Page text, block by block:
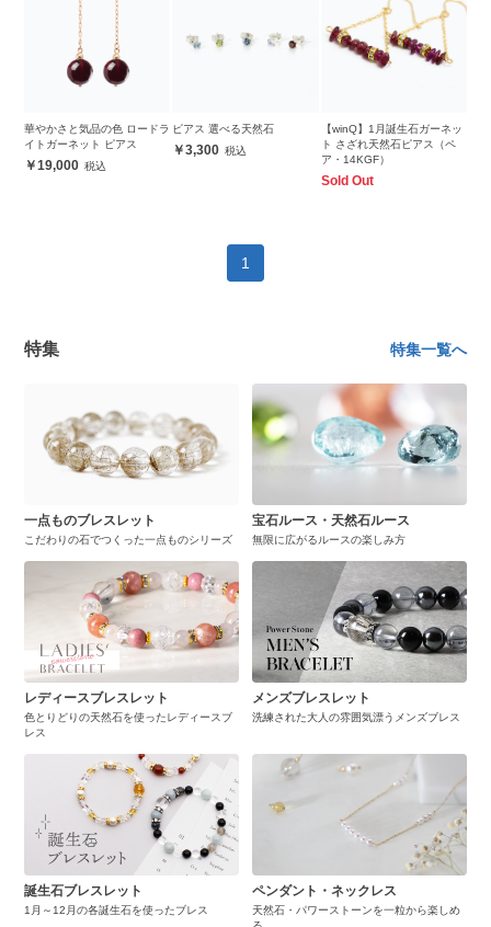
華やかさと気品の色 ロードラ
イトガーネット ピアス
19,000
ピアス 選べる天然石
3,300
【winQ】1月誕生石ガーネッ
ト さざれ天然石ピアス（ペ
ア・14KGF）
Sold Out
1
特集 特集一覧へ
一点ものブレスレット
こだわりの石でつくった一点ものシリーズ
宝石ルース・天然石ルース
無限に広がるルースの楽しみ方
レディースブレスレット
色とりどりの天然石を使ったレディースブ
レス
メンズブレスレット
洗練された大人の雰囲気漂うメンズブレス
誕生石ブレスレット
1月～12月の各誕生石を使ったブレス
ペンダント・ネックレス
天然石・パワーストーンを一粒から楽しめ